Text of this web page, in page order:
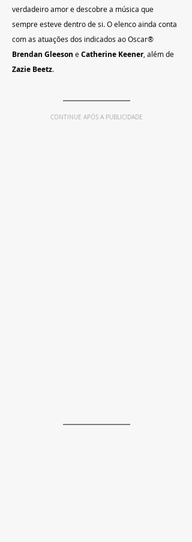
verdadeiro amor e descobre a música que
sempre esteve dentro de si. O elenco ainda conta
com as atuações dos indicados ao Oscar®
Brendan Gleeson e Catherine Keener, além de
Zazie Beetz.
CONTINUE APÓS A PUBLICIDADE